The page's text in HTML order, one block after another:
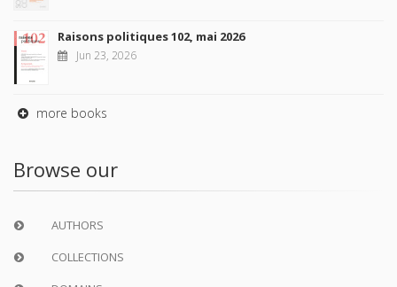
Raisons politiques 102, mai 2026
Jun 23, 2026
more books
Browse our
AUTHORS
COLLECTIONS